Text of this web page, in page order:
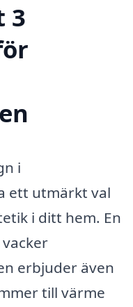
3
i
ett utmärkt val
i ditt hem. En
erbjuder även
till värme